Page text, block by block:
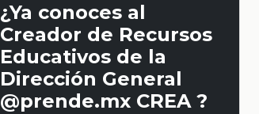
¿Ya conoces al
Creador de Recursos
Educativos de la
Dirección General
@prende.mx CREA ?